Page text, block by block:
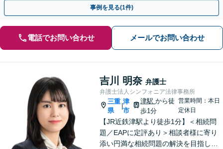
事例を見る(1件)
電話でお問い合わせ メールでお問い合わせ
吉川 明奈 弁護士
弁護士法人シンフォニア法律事務所
三重
県
|
津
市
津駅から徒
歩1分
営業時間：本日
定休日
【JR近鉄津駅より徒歩1分】＜相続問
題／EAPに定評あり＞相談者様に寄り
添い円満な相続問題の解決を目指しま